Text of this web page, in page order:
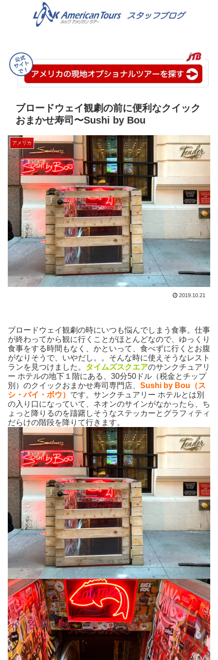
ブロードウェイ観劇の前に便利なクイック
おまかせ寿司〜Sushi by Bou
アメリカ
2019.10.21
ブロードウェイ観劇の時にいつも悩んでしまう食事。仕事
が終わってから観に行くことがほとんどなので、ゆっくり
食事をする時間もなく、かといって、食べずに行くとお腹
がなりそうで、いやだし。。そんな時に使えそうなレスト
ランを見つけました。 タイムズスクエアのサンクチュアリ
ー ホテルの地下１階にある、30分50ドル（税金とチップ
別）のクイックおまかせ寿司専門店、 Sushi by Bou（ス
シ・バイ・ボウ） です。サンクチュアリー ホテルとは別
の入り口になっていて、ネオンのサインがなかったら、ち
ょっと降りるのを躊躇しそうなステッカーとグラフィティ
だらけの階段を降りて行きます。